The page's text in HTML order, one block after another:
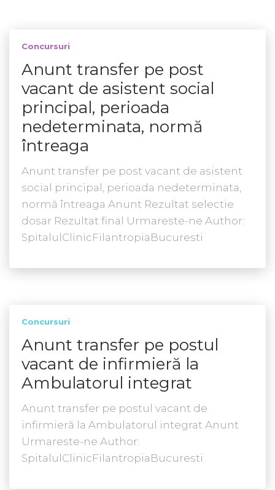
Concursuri
Anunt transfer pe post
vacant de asistent social
principal, perioada
nedeterminata, normă
întreaga
Anunt transfer pe post vacant de asistent
social principal, perioada nedeterminata,
normă întreaga Anunt Rezultat selectie
dosar Rezultat final Urmareste-ne Author:
SpitalulClinicFilantropiaBucuresti
Concursuri
Anunt transfer pe postul
vacant de infirmieră la
Ambulatorul integrat
Anunt transfer pe postul vacant de
infirmieră la Ambulatorul integrat Anunt
Urmareste-ne Author:
SpitalulClinicFilantropiaBucuresti